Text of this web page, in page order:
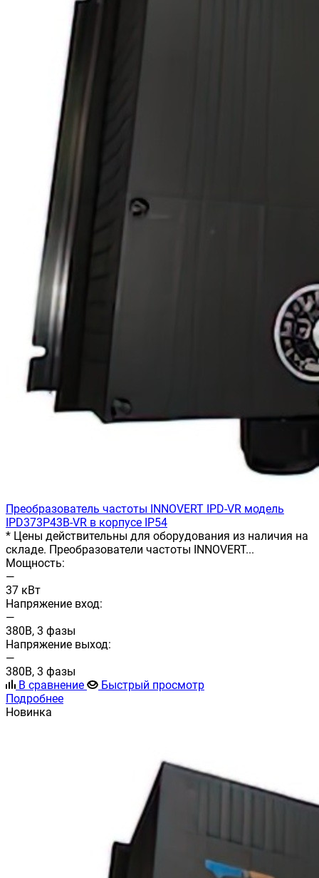
Преобразователь частоты INNOVERT IРD-VR модель
IPD373P43B-VR в корпусе IP54
* Цены действительны для оборудования из наличия на
складе. Преобразователи частоты INNOVERT...
Мощность:
—
37 кВт
Напряжение вход:
—
380В, 3 фазы
Напряжение выход:
—
380В, 3 фазы
В сравнение
Быстрый просмотр
Подробнее
Новинка